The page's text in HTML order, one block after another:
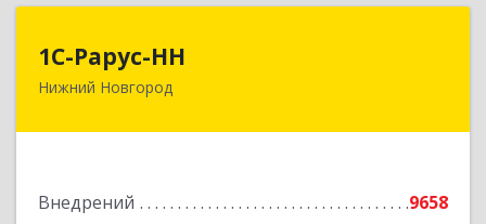
1С-Рарус-НН
Нижний Новгород
Внедрений
9658
603093, Нижегородская обл, г.о. город Нижний
Подробнее